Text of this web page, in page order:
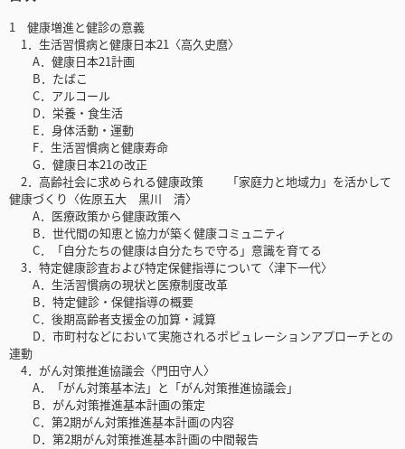
1 健康増進と健診の意義
1．生活習慣病と健康日本21〈高久史麿〉
A．健康日本21計画
B．たばこ
C．アルコール
D．栄養・食生活
E．身体活動・運動
F．生活習慣病と健康寿命
G．健康日本21の改正
2．高齢社会に求められる健康政策 「家庭力と地域力」を活かして
健康づくり〈佐原五大 黒川 清〉
A．医療政策から健康政策へ
B．世代間の知恵と協力が築く健康コミュニティ
C．「自分たちの健康は自分たちで守る」意識を育てる
3．特定健康診査および特定保健指導について〈津下一代〉
A．生活習慣病の現状と医療制度改革
B．特定健診・保健指導の概要
C．後期高齢者支援金の加算・減算
D．市町村などにおいて実施されるポピュレーションアプローチとの
連動
4．がん対策推進協議会〈門田守人〉
A．「がん対策基本法」と「がん対策推進協議会」
B．がん対策推進基本計画の策定
C．第2期がん対策推進基本計画の内容
D．第2期がん対策推進基本計画の中間報告